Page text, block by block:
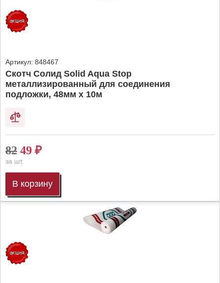
Артикул: 848467
Скотч Солид Solid Aqua Stop
металлизированный для соединения
подложки, 48мм х 10м
82 49 ₽
за шт.
В корзину